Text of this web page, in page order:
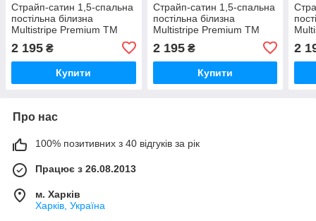
Страйп-сатин 1,5-спальна
постільна білизна
Multistripe Premium ТМ
2 195 ₴
Купити
Страйп-сатин 1,5-спальна
постільна білизна
Multistripe Premium ТМ
2 195₴
Купити
2
Про нас
100% позитивних з 40 відгуків за рік
Працює з 26.08.2013
м. Харків
Харків, Україна